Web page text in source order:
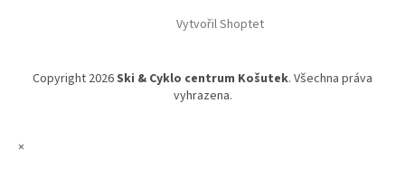
Vytvořil Shoptet
Copyright 2026Ski & Cyklo centrum Košutek. Všechna práva
vyhrazena.
×